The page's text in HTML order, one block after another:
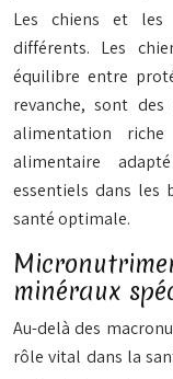
Les chiens et les
différents. Les
équilibre entre
revanche, sont
alimentation
alimentaire
essentiels dans les
santé optimale.
minéraux
Au-delà des
rôle vital dans la